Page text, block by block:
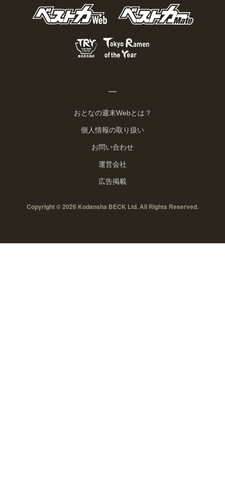
おとなの週末Webとは？
個人情報の取り扱い
お問い合わせ
運営会社
広告掲載
Copyright © 2026 Kodansha BECK Ltd. All Rights Reserved.